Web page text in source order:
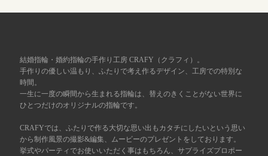
結婚指輪・婚約指輪の手作り工房 CRAFY（クラフィ）。
手作りの優しい温もり、ふたりで考え作るデザイン、工房での特別な
時間。
一生に一度の瞬間から生まれる指輪は、替えのきくことがない世界に
ひとつだけのオリジナルの指輪です。
CRAFYでは、ふたりで作る大切な思い出もカタチにしたいという思い
から制作風景の撮影&編集、ムービーのプレゼントをしております。
挙式やパーティでお使いいただく事はもちろん、サプライズプロポー
広島店 来店ご予約
オーダーメイド